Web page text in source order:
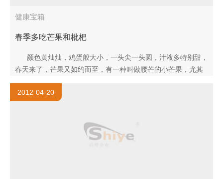
健康宝箱
春季多吃芒果和枇杷
颜色黄灿灿，鸡蛋般大小，一头尖一头圆，汁液多特别甜，
春天来了，芒果又如约而至，有一种叫做腰芒的小芒果，尤其
香甜。 单从..
2012-04-20